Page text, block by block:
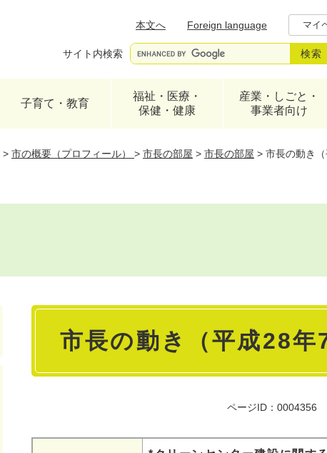
本文へ
Foreign language マイ
サイト内検索
子育て・教育
福祉・医療・
保健・健康
産業・しごと・
事業者向け
> 市の概要（プロフィール） > 市長の部屋 > 市長の部屋 > 市長の動き
本
市長の動き（平成28年
ページID：0004356